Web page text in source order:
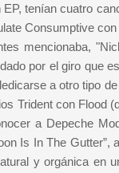
tenían cuatro
Consumptive
mencionaba,
por el giro que
a otro tipo
Trident con Flood
a Depeche
Is In The
y orgánica en